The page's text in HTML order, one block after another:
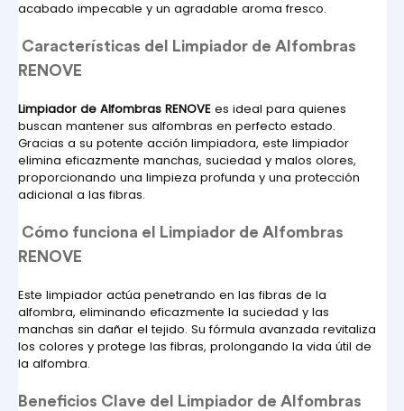
acabado impecable y un agradable aroma fresco.
RENOVE
Limpiador de Alfombras RENOVE es ideal para quienes
buscan mantener sus alfombras en perfecto estado.
Gracias a su potente acción limpiadora, este limpiador
elimina eficazmente manchas, suciedad y malos olores,
proporcionando una limpieza profunda y una protección
adicional a las fibras.
RENOVE
Este limpiador actúa penetrando en las fibras de la
alfombra, eliminando eficazmente la suciedad y las
manchas sin dañar el tejido. Su fórmula avanzada revitaliza
los colores y protege las fibras, prolongando la vida útil de
la alfombra.
Beneficios Clave del Limpiador de Alfombras